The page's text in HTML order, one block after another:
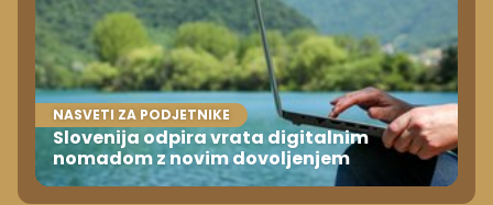
NASVETI ZA PODJETNIKE
Slovenija odpira vrata digitalnim
nomadom z novim dovoljenjem